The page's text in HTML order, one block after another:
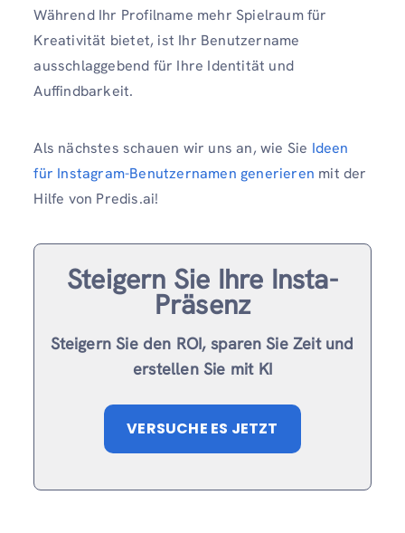
Während Ihr Profilname mehr Spielraum für
Kreativität bietet, ist Ihr Benutzername
ausschlaggebend für Ihre Identität und
Auffindbarkeit.
Als nächstes schauen wir uns an, wie Sie Ideen
für Instagram-Benutzernamen generieren mit der
Hilfe von Predis.ai!
Steigern Sie Ihre Insta-
Präsenz
Steigern Sie den ROI, sparen Sie Zeit und
erstellen Sie mit KI
VERSUCHE ES JETZT